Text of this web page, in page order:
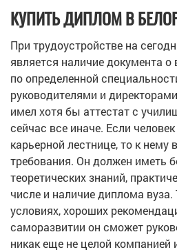
КУПИТЬ ДИПЛОМ В
При трудоустройстве на
является наличие документа
по определенной
руководителями и
имел хотя бы аттестат с
сейчас все иначе. Если
карьерной лестнице, то к
требования. Он должен иметь
теоретических знаний,
числе и наличие диплома вуза.
условиях, хороших
саморазвитии он сможет
никак еще не целой компанией